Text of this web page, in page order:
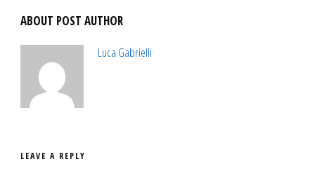
ABOUT POST AUTHOR
Luca Gabrielli
LEAVE A REPLY